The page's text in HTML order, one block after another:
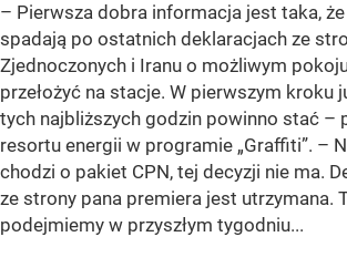
– Pierwsza dobra informacja jest taka,
spadają po ostatnich deklaracjach ze
Zjednoczonych i Iranu o możliwym
przełożyć na stacje. W pierwszym kroku
tych najbliższych godzin powinno stać –
resortu energii w programie „Graffiti”. –
chodzi o pakiet CPN, tej decyzji nie ma.
ze strony pana premiera jest utrzymana.
podejmiemy w przyszłym tygodniu...